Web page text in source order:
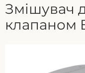
Змішувач
клапаном